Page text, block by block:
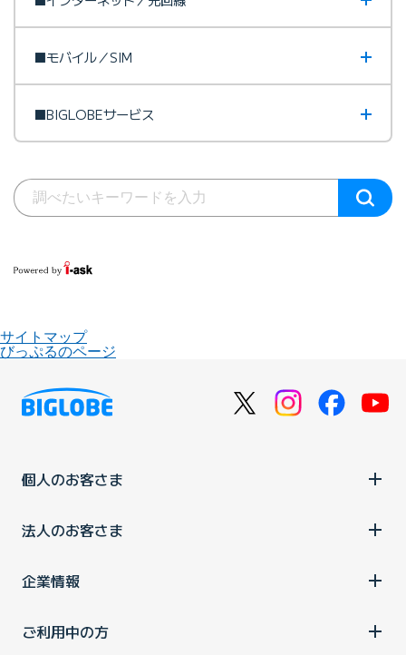
■モバイル／SIM
■BIGLOBEサービス
サイトマップ
びっぷるのページ
個人のお客さま
法人のお客さま
企業情報
ご利用中の方